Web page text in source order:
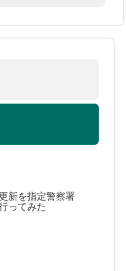
新を指定警察署
ってみた